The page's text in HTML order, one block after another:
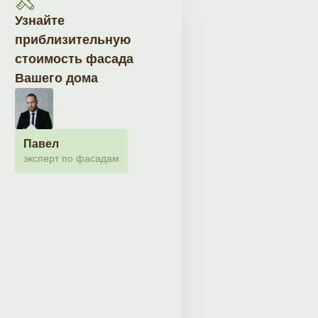
Узнайте
приблизительную
стоимость фасада
Вашего дома
Павел
эксперт по фасадам